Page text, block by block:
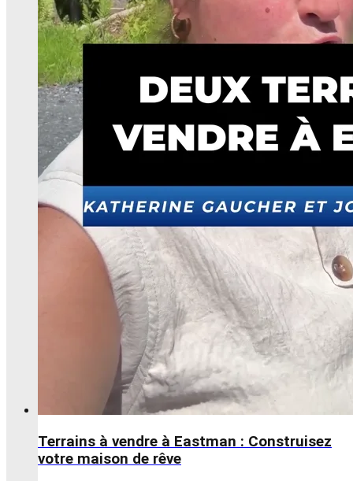
Terrains à vendre à Eastman : Construisez
votre maison de rêve